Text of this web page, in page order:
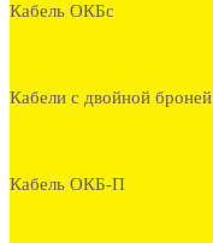
Кабель ОКБс
Кабели с двойной броней
Кабель ОКБ-П